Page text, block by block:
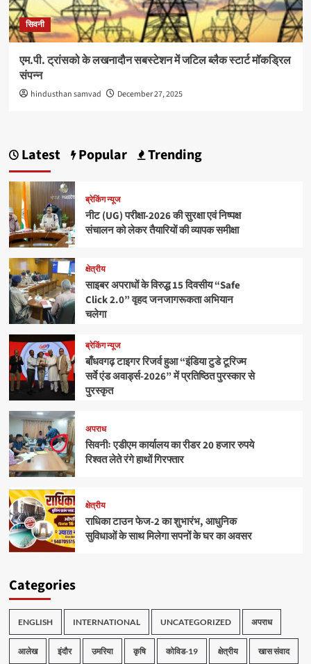
सिवनी
एम.पी. ट्रांसको के लखनादौन सबस्टेशन में जटिल ब्लैक स्टार्ट मॉकड्रिल
संपन्न
hindusthan samvad December 27, 2025
Latest Popular Trending
ब्रेकिंग न्यूज
नीट (UG) परीक्षा-2026 की सुरक्षा एवं निष्पक्ष
संचालन को लेकर तैयारियों की व्यापक समीक्षा
क्षेत्रीय
साइबर अपराधों के विरुद्ध 15 दिवसीय “Safe
Click 2.0” वृहद जनजागरूकता अभियान
चलेगा
ब्रेकिंग न्यूज
बाँधवगढ़ टाइगर रिजर्व हुआ “इंडिया टुडे टूरिज्म
सर्वे एंड अवार्ड्स-2026” में प्रतिष्ठित पुरस्कार से
पुरस्कृत
अपराध
सिवनीः एडीएम कार्यालय का रीडर 20 हजार रुपये
रिश्वत लेते रंगे हाथों गिरफ्तार
क्षेत्रीय
राधिका टाउन फेज-2 का शुभारंभ, आधुनिक
सुविधाओं के साथ मिलेगा सपनों के घर का अवसर
Categories
ENGLISH INTERNATIONAL UNCATEGORIZED अपराध
आलेख इंदौर उमरिया कृषि कोविड-19 क्षेत्रीय खास संवाद